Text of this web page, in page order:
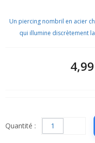
Un piercing nombril en acier
qui illumine discrètement
Quantité :